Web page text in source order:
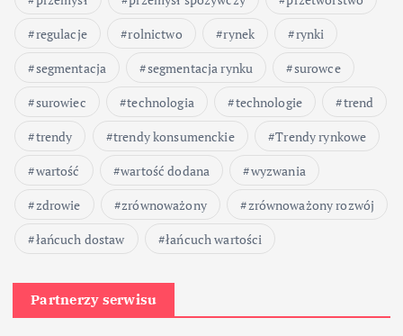
regulacje
rolnictwo rynek
rynki
segmentacja
segmentacja rynku
surowce
surowiec
technologia technologie
trend
trendy
trendy konsumenckie
Trendy rynkowe
wartość
wartość dodana
wyzwania
zdrowie
zrównoważony
zrównoważony rozwój
łańcuch dostaw
łańcuch wartości
Partnerzy serwisu